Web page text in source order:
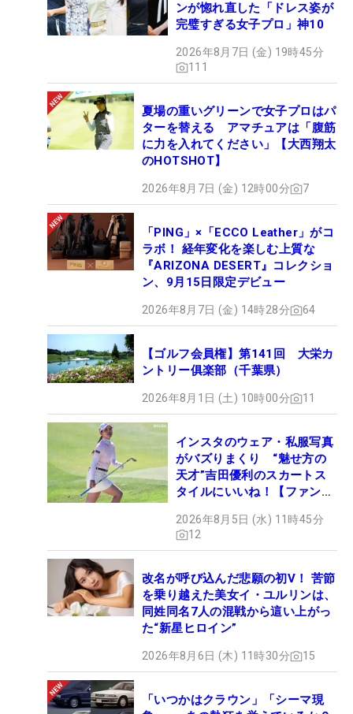
ンが惚れ直した「ドレス姿が
完璧すぎる女子プロ」神10
2026年8月7日 (金) 19時45分
111
夏場の重いグリーンで女子プロはパ
ターを替える アマチュアは「腹筋
に力を入れてください」【大西翔太
のHOTSHOT】
2026年8月7日 (金) 12時00分 7
「PING」×「ECCO Leather」がコ
ラボ！ 経年変化を楽しむ上質な
『ARIZONA DESERT』コレクショ
ン、9月15日限定デビュー
2026年8月7日 (金) 14時28分 64
【ゴルフ会員権】第141回 大栄カ
ントリー俱楽部（千葉県）
2026年8月1日 (土) 10時00分 11
インスタのウェア・私服写真
がバズりまくり “魅せ方の
天才”吉田優利のスカートス
タイルにいいね！【ファンが
2026年8月5日 (水) 11時45分
12
改名が呼び込んだ悲願の初V！ 苦節
を乗り越えた美女イ・ユルリンは、
同姓同名7人の混戦から這い上がっ
た“新星ヒロイン”
2026年8月6日 (木) 11時30分 15
「いつかはクラウン」「シーマ現